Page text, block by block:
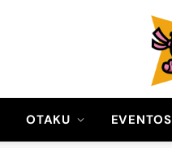
OTAKU EVENTOS